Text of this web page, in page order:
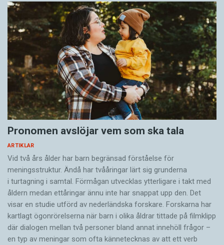
Pronomen avslöjar vem som ska tala
ARTIKLAR
Vid två års ålder har barn begränsad förståelse för
meningsstruktur. Ändå har tvååringar lärt sig grunderna
i turtagning i samtal. Förmågan utvecklas ytterligare i takt med
åldern medan ettåringar ännu inte har snappat upp den. Det
visar en studie utförd av nederländska forskare. Forskarna har
kartlagt ögonrörelserna när barn i olika åldrar tittade på filmklipp
där dialogen mellan två personer bland annat innehöll frågor –
en typ av meningar som ofta kännetecknas av att ett verb